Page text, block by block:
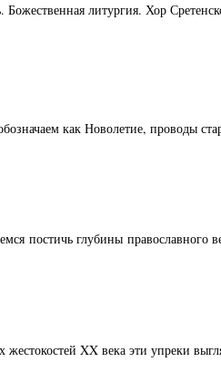
литургия. Хор
как Новолетие, проводы
постичь глубины православного
XX века эти упреки